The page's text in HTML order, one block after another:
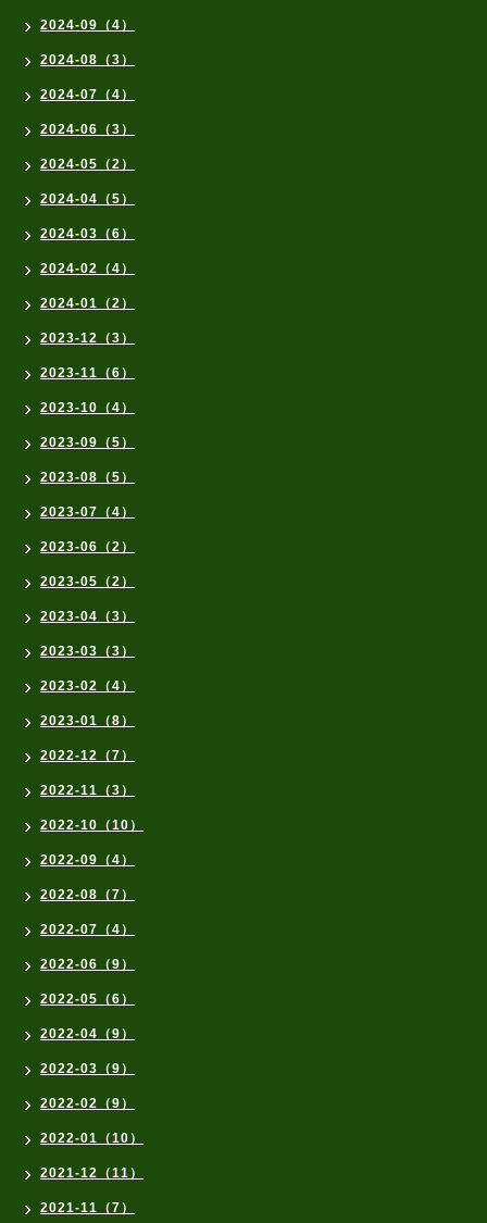
2024-09（4）
2024-08（3）
2024-07（4）
2024-06（3）
2024-05（2）
2024-04（5）
2024-03（6）
2024-02（4）
2024-01（2）
2023-12（3）
2023-11（6）
2023-10（4）
2023-09（5）
2023-08（5）
2023-07（4）
2023-06（2）
2023-05（2）
2023-04（3）
2023-03（3）
2023-02（4）
2023-01（8）
2022-12（7）
2022-11（3）
2022-10（10）
2022-09（4）
2022-08（7）
2022-07（4）
2022-06（9）
2022-05（6）
2022-04（9）
2022-03（9）
2022-02（9）
2022-01（10）
2021-12（11）
2021-11（7）